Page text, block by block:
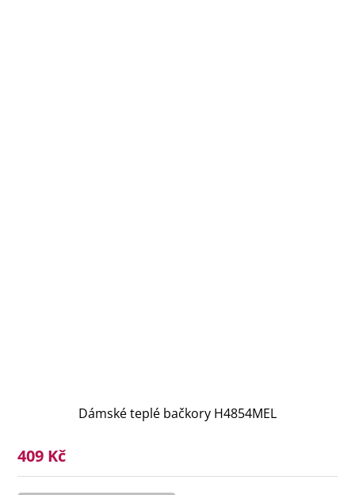
Dámské teplé bačkory H4854MEL
409 Kč